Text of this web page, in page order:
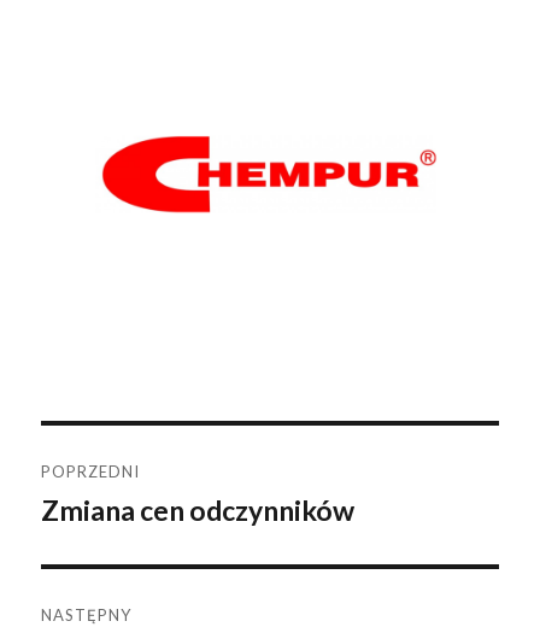
Nawigacja
wpisu
POPRZEDNI
Poprzedni
Zmiana cen odczynników
NASTĘPNY